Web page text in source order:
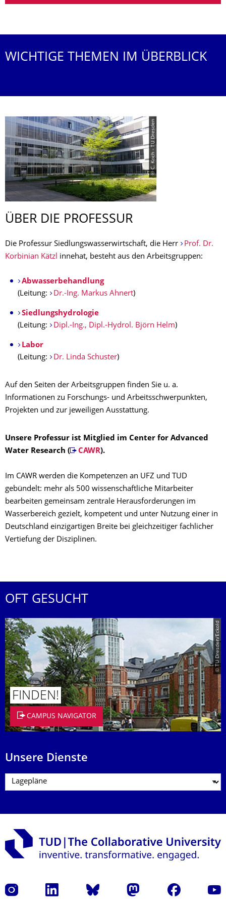
WICHTIGE THEMEN IM ÜBERBLICK
© C. Koch - TU Dresden
ÜBER DIE PROFESSUR
Die Professur Siedlungswasserwirtschaft, die Herr
Prof. Dr.
Korbinian Kätzl innehat, besteht aus den Arbeitsgruppen:
Abwasserbehandlung
(Leitung:
Dr.-Ing. Markus Ahnert)
Siedlungshydrologie
(Leitung:
Dipl.-Ing., Dipl.-Hydrol. Björn Helm)
Labor
(Leitung:
Dr. Linda Schuster)
Auf den Seiten der Arbeitsgruppen finden Sie u. a.
Informationen zu Forschungs- und Arbeitsschwerpunkten,
Projekten und zur jeweiligen Ausstattung.
Unsere Professur ist Mitglied im Center for Advanced
Water Research (
CAWR).
Im CAWR werden die Kompetenzen an UFZ und TUD
gebündelt: mehr als 500 wissenschaftliche Mitarbeiter
bearbeiten gemeinsam zentrale Herausforderungen im
Wasserbereich gezielt, kompetent und unter Nutzung einer in
Deutschland einzigartigen Breite bei gleichzeitiger fachlicher
Vertiefung der Disziplinen.
OFT GESUCHT
© TU Dresden/Eckold
FINDEN!
CAMPUS NAVIGATOR
Unsere Dienste
Instagram LinkedIn Bluesky Mastodon Facebook